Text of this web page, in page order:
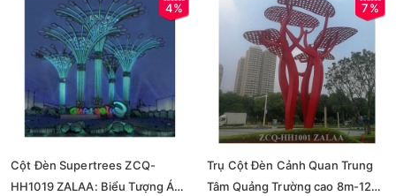
4%
Cột Đèn Supertrees ZCQ-
HH1019 ZALAA: Biểu Tượng Ánh
7%
Trụ Cột Đèn Cảnh Quan Trung
Tâm Quảng Trường cao 8m-12m